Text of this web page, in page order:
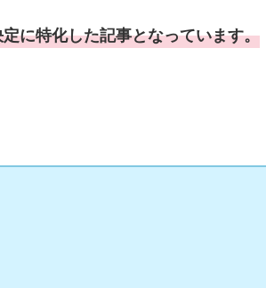
に特化した記事となっています。